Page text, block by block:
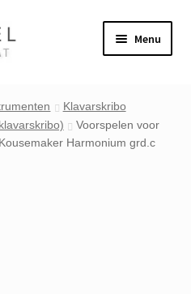
Menu
Klavarskribo
Voorspelen voor
Harmonium grd.c